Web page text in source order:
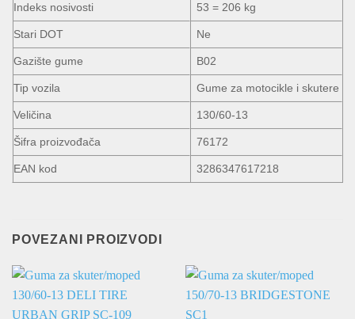
Indeks nosivosti 53 = 206 kg
Stari DOT Ne
Gazište gume B02
Tip vozila Gume za motocikle i skutere
Veličina 130/60-13
Šifra proizvođača 76172
EAN kod 3286347617218
POVEZANI PROIZVODI